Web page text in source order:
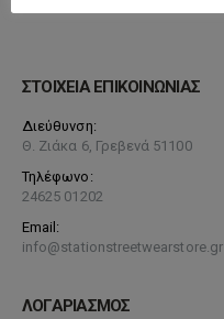
ΣΤΟΙΧΕΙΑ ΕΠΙΚΟΙΝΩΝΙΑΣ
Διεύθυνση:
Θ. Ζιάκα 6, Γρεβενά 51100
Τηλέφωνο:
24625 01202
Email:
info@stationstreetwearstore.gr
ΛΟΓΑΡΙΑΣΜΟΣ